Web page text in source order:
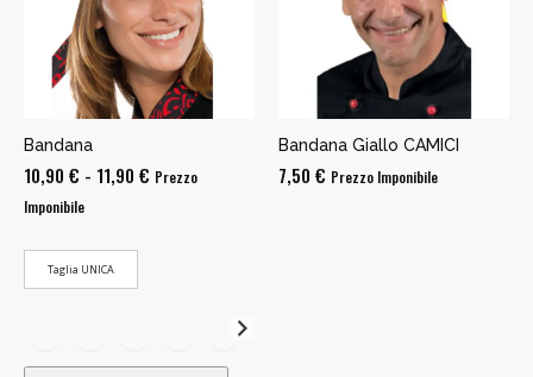
Bandana
10,90 € - 11,90 € Fascia
Prezzo
Imponibile
Taglia UNICA
Bandana Giallo CAMICI
7,50 € Prezzo Imponibile